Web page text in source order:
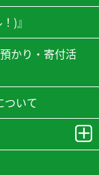
)』
かり・寄付活
ついて